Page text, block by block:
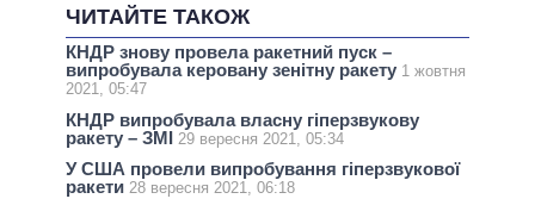
ЧИТАЙТЕ ТАКОЖ
КНДР знову провела ракетний пуск –
випробувала керовану зенітну ракету 1 жовтня
2021, 05:47
КНДР випробувала власну гіперзвукову
ракету – ЗМІ 29 вересня 2021, 05:34
У США провели випробування гіперзвукової
ракети 28 вересня 2021, 06:18